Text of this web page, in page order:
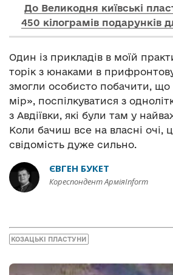
До Великодня київські
450 кілограмів подарунків
Один із прикладів в моїй
торік з юнаками в прифронтову
змогли особисто побачити, що
мір», поспілкуватися з
з Авдіївки, які були там у
Коли бачиш все на власні очі,
свідомість дуже сильно.
ЄВГЕН БУКЕТ
Кореспондент АрміяInform
КОЗАЦЬКІ ПЛАСТУНИ